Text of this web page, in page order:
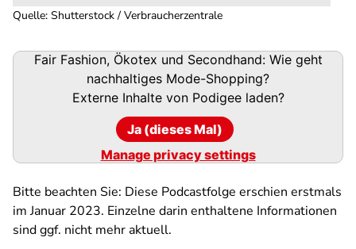
Quelle: Shutterstock / Verbraucherzentrale
Podigee-
Fair Fashion, Ökotex und Secondhand: Wie geht
nachhaltiges Mode-Shopping?
Externe Inhalte von Podigeeladen?
Ja (dieses Mal)
Manage privacy settings
Bitte beachten Sie: Diese Podcastfolge erschien erstmals
im Januar 2023. Einzelne darin enthaltene Informationen
sind ggf. nicht mehr aktuell.